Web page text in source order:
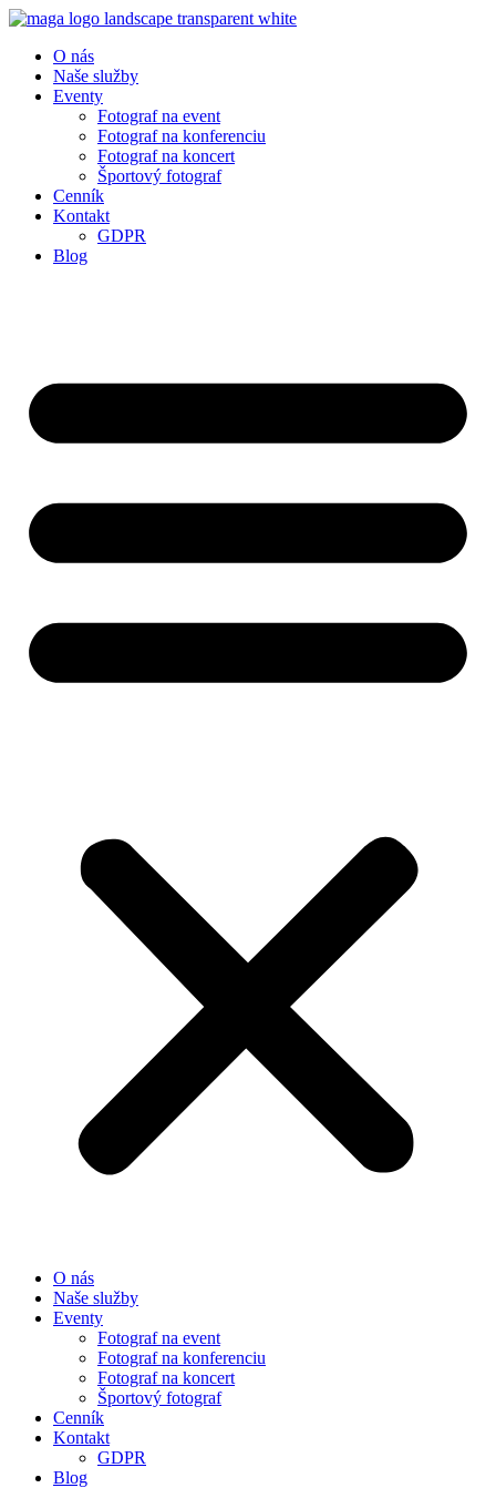
O nás
Naše služby
Eventy
Fotograf na event
Fotograf na konferenciu
Fotograf na koncert
Športový fotograf
Cenník
Kontakt
GDPR
Blog
O nás
Naše služby
Eventy
Fotograf na event
Fotograf na konferenciu
Fotograf na koncert
Športový fotograf
Cenník
Kontakt
GDPR
Blog